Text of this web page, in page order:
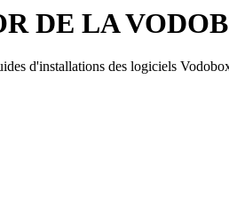
DE LA
d'installations des logiciels